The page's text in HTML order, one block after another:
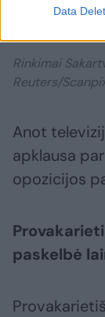
Data
Rinkimai
Reuters/
Anot
apklausa
opozicijos
paskelbė